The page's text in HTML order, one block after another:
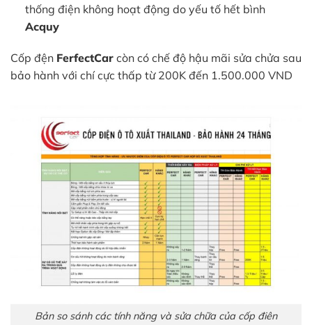
thống điện không hoạt động do yếu tố hết bình
Acquy
Cốp đện FerfectCar còn có chế độ hậu mãi sửa chửa sau
bảo hành với chí cực thấp từ 200K đến 1.500.000 VND
Bản so sánh các tính năng và sửa chữa của cốp điên